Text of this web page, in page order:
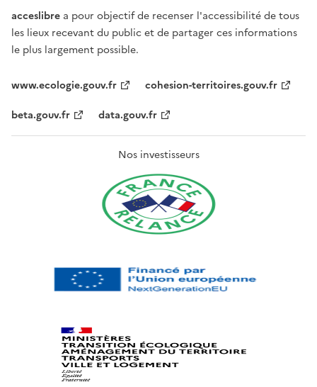
acceslibre a pour objectif de recenser l'accessibilité de tous
les lieux recevant du public et de partager ces informations
le plus largement possible.
www.ecologie.gouv.fr
cohesion-territoires.gouv.fr
beta.gouv.fr
data.gouv.fr
Nos investisseurs